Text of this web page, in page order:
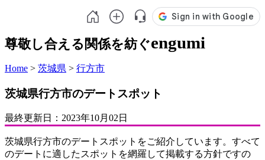
尊敬し合える関係を紡ぐengumi
Home > 茨城県 > 行方市
茨城県行方市のデートスポット
最終更新日： 2023年10月02日
茨城県行方市のデートスポットをご紹介しています。すべて
のデートに適したスポットを網羅して掲載する方針ですの